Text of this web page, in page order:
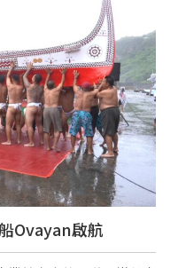
Ovayan啟航